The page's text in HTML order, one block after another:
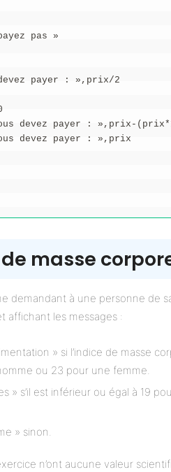
pas »
payer : »,prix/2
devez payer : »,prix-
devez payer : »,prix
masse
demandant à une personne de
affichant les messages :
» si l’indice de masse
ou 23 pour une femme.
» s’il est inférieur ou égal à 19
» sinon.
n’ont aucune valeur